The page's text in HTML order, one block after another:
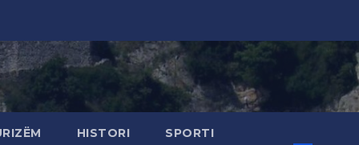
HISTORI SPORTI